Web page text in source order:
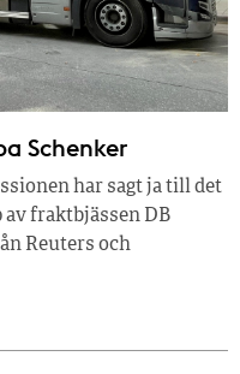
Schenker
har sagt ja till det
av fraktbjässen DB
Reuters och